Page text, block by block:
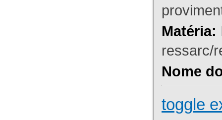
Matéria:
ressarc/
Nome
toggle